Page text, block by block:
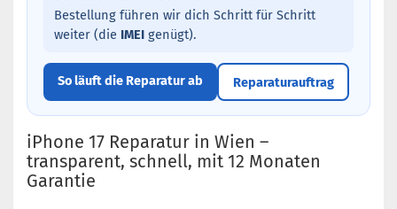
Bestellung führen wir dich Schritt für Schritt
weiter (die IMEI genügt).
So läuft die Reparatur ab Reparaturauftrag
iPhone 17 Reparatur in Wien –
transparent, schnell, mit 12 Monaten
Garantie